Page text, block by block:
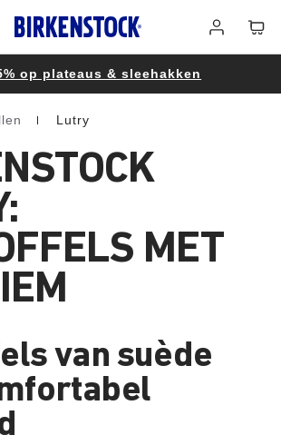
op plateaus & sleehakken
Lutry
MET
van suède